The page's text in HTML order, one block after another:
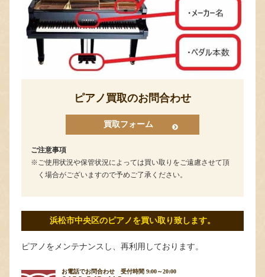
ピアノ買取のお問合わせ
買取フォーム
ご注意事項
ご使用状況や保管状況によっては買い取りをご遠慮させて頂
く場合がございますので予めご了承ください。
浜松市中央区のピアノを買い取り致します。
ピアノをメンテナンスし、再利用しております。
お電話でお問合わせ 受付時間 9:00～20:00